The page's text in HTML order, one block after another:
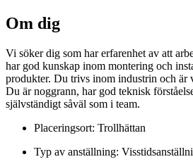
Om dig
Vi söker dig som har erfarenhet av att
har god kunskap inom montering och
produkter. Du trivs inom industrin och är
Du är noggrann, har god teknisk
självständigt såväl som i team.
Placeringsort: Trollhättan
Typ av anställning: